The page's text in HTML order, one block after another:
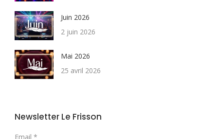
Juin 2026
2 juin 2026
Mai 2026
25 avril 2026
Newsletter Le Frisson
Email *